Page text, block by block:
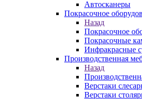
Автосканеры
Покрасочное
Назад
Покрасочное
Покрасочные
Инфракрасные
Производственная
Назад
Верстаки
Верстаки